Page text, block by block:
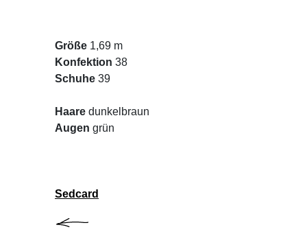
Größe 1,69 m
Konfektion 38
Schuhe 39
Haare dunkelbraun
Augen grün
Sedcard